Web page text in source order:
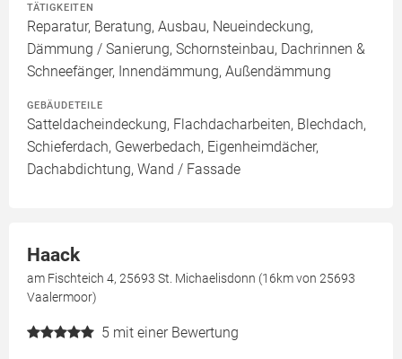
TÄTIGKEITEN
Reparatur, Beratung, Ausbau, Neueindeckung,
Dämmung / Sanierung, Schornsteinbau, Dachrinnen &
Schneefänger, Innendämmung, Außendämmung
GEBÄUDETEILE
Satteldacheindeckung, Flachdacharbeiten, Blechdach,
Schieferdach, Gewerbedach, Eigenheimdächer,
Dachabdichtung, Wand / Fassade
Haack
am Fischteich 4, 25693 St. Michaelisdonn (16km von 25693
Vaalermoor)
5 mit einer Bewertung